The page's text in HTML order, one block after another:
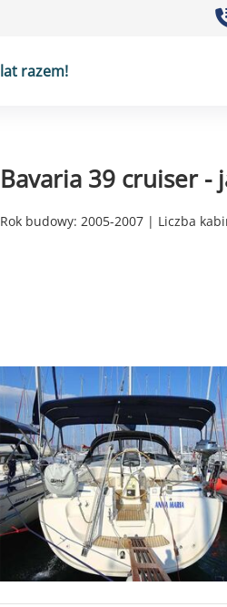
lat razem!
Bavaria 39 cruiser -
Rok budowy: 2005-2007 | Liczba